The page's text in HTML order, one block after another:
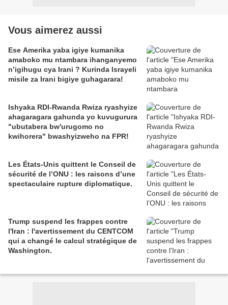
Vous aimerez aussi
Ese Amerika yaba igiye kumanika
amaboko mu ntambara ihanganyemo
n’igihugu cya Irani ? Kurinda Israyeli
misile za Irani bigiye guhagarara!
Ishyaka RDI-Rwanda Rwiza ryashyize
ahagaragara gahunda yo kuvugurura
"ubutabera bw'urugomo no
kwihorera" bwashyizweho na FPR!
Les États-Unis quittent le Conseil de
sécurité de l’ONU : les raisons d’une
spectaculaire rupture diplomatique.
Trump suspend les frappes contre
l'Iran : l'avertissement du CENTCOM
qui a changé le calcul stratégique de
Washington.